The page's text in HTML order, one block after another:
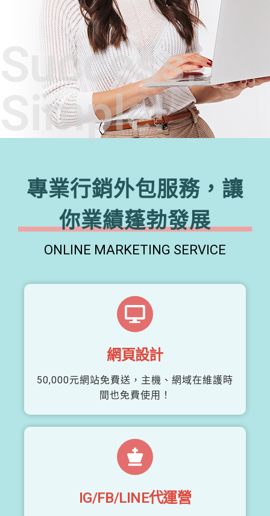
Success,
Simple!
專業行銷外包服務，讓
你業績蓬勃發展
ONLINE MARKETING SERVICE
網頁設計
50,000元網站免費送，主機、網域在維護時
間也免費使用！
IG/FB/LINE代運營